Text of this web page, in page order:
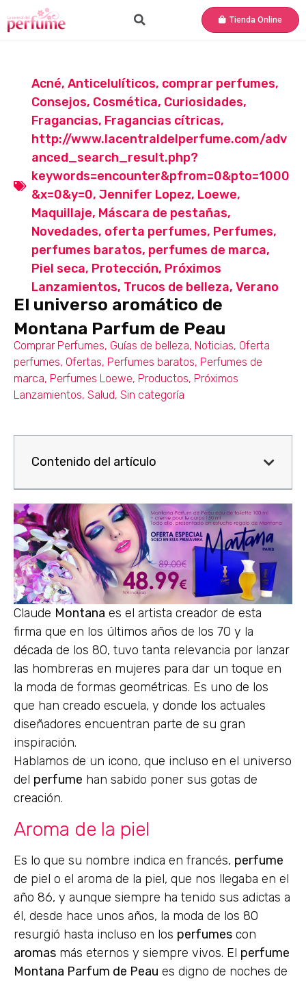
Tienda Online
Acné, Anticelulíticos, comprar perfumes,
Consejos, Cosmética, Curiosidades,
Fragancias, Fragancias cítricas,
http://www.lacentraldelperfume.com/adv
anced_search_result.php?
keywords=encounter&pfrom=0&pto=1000
&x=0&y=0, Jennifer Lopez, Loewe,
Maquillaje, Máscara de pestañas,
Novedades, oferta perfumes, Perfumes,
perfumes baratos, perfumes de marca,
Piel seca, Protección, Próximos
Lanzamientos, Trucos de belleza, Verano
El universo aromático de
Montana Parfum de Peau
Comprar Perfumes, Guías de belleza, Noticias, Oferta
perfumes, Ofertas, Perfumes baratos, Perfumes de
marca, Perfumes Loewe, Productos, Próximos
Lanzamientos, Salud, Sin categoría
Contenido del artículo
Claude Montana es el artista creador de esta
firma que en los últimos años de los 70 y la
década de los 80, tuvo tanta relevancia por lanzar
las hombreras en mujeres para dar un toque en
la moda de formas geométricas. Es uno de los
que han creado escuela, y donde los actuales
diseñadores encuentran parte de su gran
inspiración.
Hablamos de un icono, que incluso en el universo
del perfume han sabido poner sus gotas de
creación.
Aroma de la piel
Es lo que su nombre indica en francés, perfume
de piel o el aroma de la piel, que nos llegaba en el
año 86, y aunque siempre ha tenido sus adictas a
él, desde hace unos años, la moda de los 80
resurgió hasta incluso en los perfumes con
aromas más eternos y siempre vivos. El perfume
Montana Parfum de Peau es digno de noches de